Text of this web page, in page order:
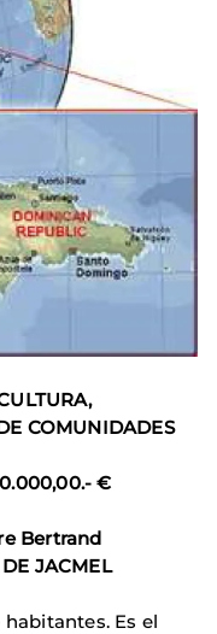
COMUNIDADES
€
Bertrand
JACMEL
Es el